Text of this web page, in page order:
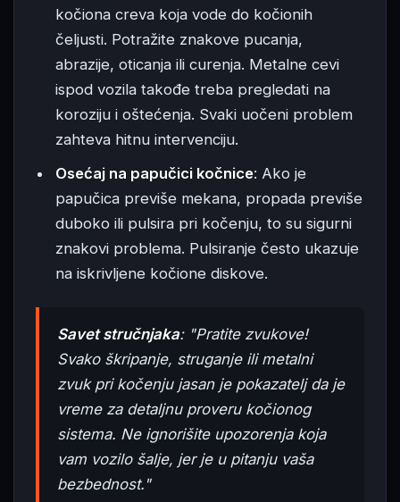
kočiona creva koja vode do kočionih
čeljusti. Potražite znakove pucanja,
abrazije, oticanja ili curenja. Metalne cevi
ispod vozila takođe treba pregledati na
koroziju i oštećenja. Svaki uočeni problem
zahteva hitnu intervenciju.
Osećaj na papučici kočnice: Ako je
papučica previše mekana, propada previše
duboko ili pulsira pri kočenju, to su sigurni
znakovi problema. Pulsiranje često ukazuje
na iskrivljene kočione diskove.
Savet stručnjaka: "Pratite zvukove!
Svako škripanje, struganje ili metalni
zvuk pri kočenju jasan je pokazatelj da je
vreme za detaljnu proveru kočionog
sistema. Ne ignorišite upozorenja koja
vam vozilo šalje, jer je u pitanju vaša
bezbednost."